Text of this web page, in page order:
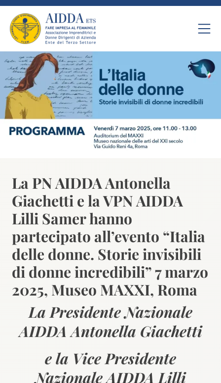
La PN AIDDA Antonella
Giachetti e la VPN AIDDA
Lilli Samer hanno
partecipato all’evento “Italia
delle donne. Storie invisibili
di donne incredibili” 7 marzo
2025, Museo MAXXI, Roma
La Presidente Nazionale
AIDDA Antonella Giachetti
e la Vice Presidente
Nazionale AIDDA Lilli